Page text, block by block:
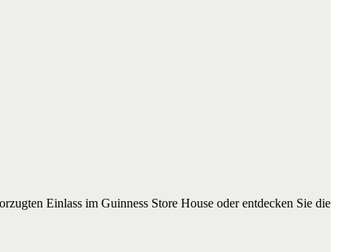
Einlass im Guinness Store House oder entdecken Sie die